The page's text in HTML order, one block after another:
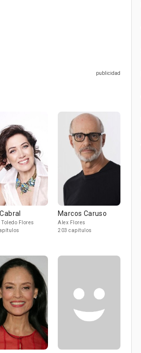
Toledo Flores
Marcos Caruso
Alex Flores
203 capítulos